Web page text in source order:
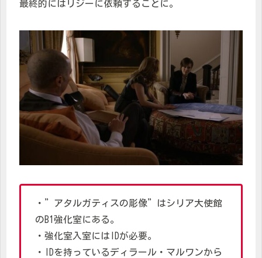
最終的にはリジーに依頼することに。
・”アタルガティスの彫像”はシリア大使館
のB1強化室にある。
・強化室入室にはIDが必要。
・IDを持っているディラール・マルワンから